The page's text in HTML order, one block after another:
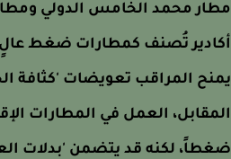
محمد الخامس الدولي ومطار
تُصنف كمطارات ضغط عالٍ.
المراقب تعويضات 'كثافة
العمل في المطارات
لكنه قد يتضمن 'بدلات